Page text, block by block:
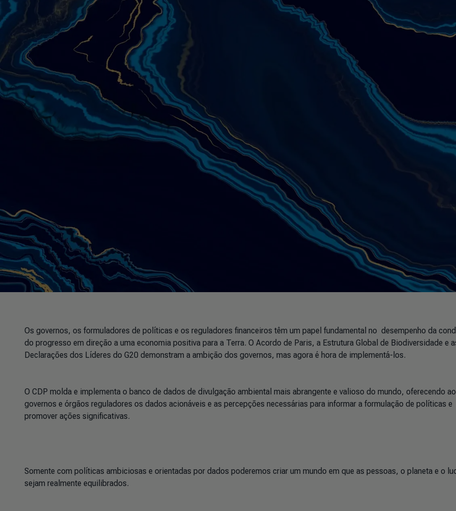
Os governos, os formuladores de políticas e os reguladores financeiros têm um papel fundamental no desempenho da
do progresso em direção a uma economia positiva para a Terra. O Acordo de Paris, a Estrutura Global de Biodiversidade e
Declarações dos Líderes do G20 demonstram a ambição dos governos, mas agora é hora de implementá-los.
O CDP molda e implementa o banco de dados de divulgação ambiental mais abrangente e valioso do mundo, oferecendo
governos e órgãos reguladores os dados acionáveis e as percepções necessárias para informar a formulação de políticas e
promover ações significativas.
Somente com políticas ambiciosas e orientadas por dados poderemos criar um mundo em que as pessoas, o planeta e o
sejam realmente equilibrados.